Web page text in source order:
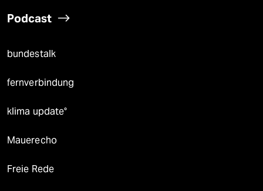
Podcast
bundestalk
fernverbindung
klima update°
Mauerecho
Freie Rede